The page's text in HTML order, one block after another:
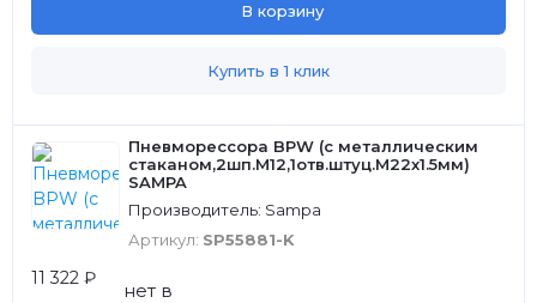
В корзину
Купить в 1 клик
Пневморессора BPW (с металлическим
стаканом,2шп.M12,1отв.штуц.M22х1.5мм)
SAMPA
Производитель: Sampa
Артикул: SP55881-K
11 322 ₽
нет в